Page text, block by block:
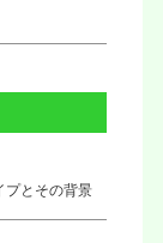
プとその背景